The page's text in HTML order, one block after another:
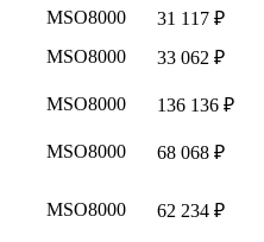
MSO8000
31 117 ₽
MSO8000 33 062 ₽
MSO8000 136 136 ₽
MSO8000 68 068 ₽
MSO8000 62 234 ₽